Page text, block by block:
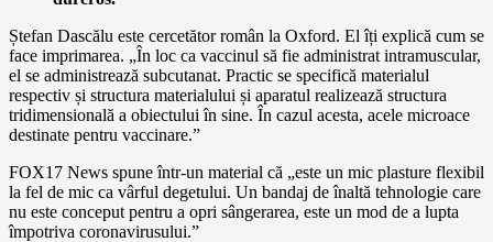
Ștefan Dascălu este cercetător român la Oxford. El îți explică cum se
face imprimarea. „În loc ca vaccinul să fie administrat intramuscular,
el se administrează subcutanat. Practic se specifică materialul
respectiv și structura materialului și aparatul realizează structura
tridimensională a obiectului în sine. În cazul acesta, acele microace
destinate pentru vaccinare.”
FOX17 News spune într-un material că „este un mic plasture flexibil
la fel de mic ca vârful degetului. Un bandaj de înaltă tehnologie care
nu este conceput pentru a opri sângerarea, este un mod de a lupta
împotriva coronavirusului.”